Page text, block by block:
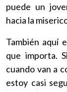
puede un
hacia la
También aquí
que importa.
cuando van a
estoy casi